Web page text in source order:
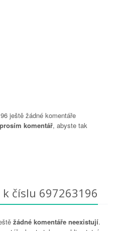
ještě žádné komentáře
komentář, abyste tak
číslu 697263196
žádné komentáře neexistují.